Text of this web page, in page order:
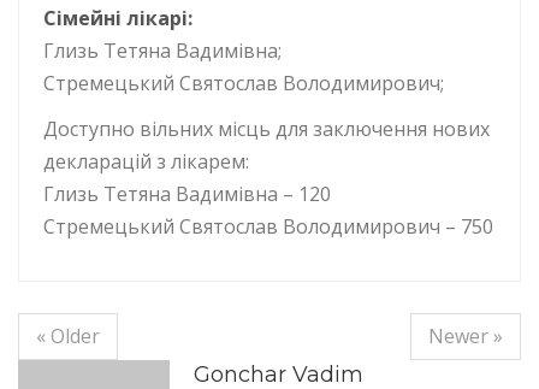
Сімейні лікарі:
Глизь Тетяна Вадимівна;
Стремецький Святослав Володимирович;
Доступно вільних місць для заключення нових
декларацій з лікарем:
Глизь Тетяна Вадимівна – 120
Стремецький Святослав Володимирович – 750
« Older
Newer »
Gonchar Vadim